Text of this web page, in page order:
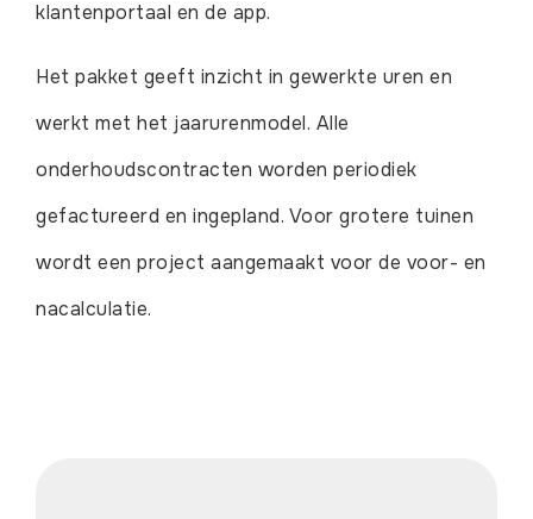
klantenportaal en de app.
Het pakket geeft inzicht in gewerkte uren en
werkt met het jaarurenmodel. Alle
onderhoudscontracten worden periodiek
gefactureerd en ingepland. Voor grotere tuinen
wordt een project aangemaakt voor de voor- en
nacalculatie.